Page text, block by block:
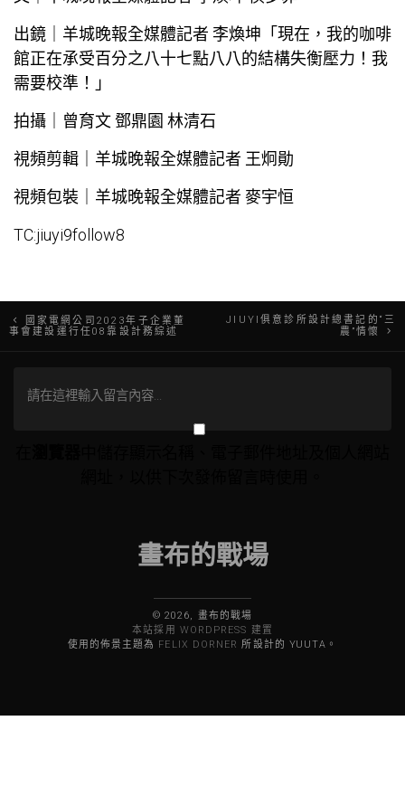
出鏡｜羊城晚報全媒體記者 李煥坤「現在，我的咖啡
館正在承受百分之八十七點八八的結構失衡壓力！我
需要校準！」
拍攝｜曾育文 鄧鼎園 林清石
視頻剪輯｜羊城晚報全媒體記者 王炯勛
視頻包裝｜羊城晚報全媒體記者 麥宇恒
TC:jiuyi9follow8
文
導
覽
國家電網公司2023年子企業董
事會建設運行任08靠設計務綜述
JIUYI俱意診所設計總書記的“三
農”情懷
畫布的戰場
© 2026, 畫布的戰場
本站採用 WORDPRESS 建置
使用的佈景主題為 FELIX DORNER 所設計的 YUUTA。